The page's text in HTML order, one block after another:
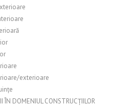
exterioare
ÎN DOMENIUL CONSTRUCȚIILOR